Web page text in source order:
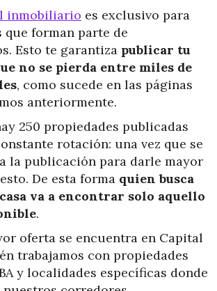
inmobiliario es exclusivo para
forman parte de
Esto te garantiza publicar tu
no se pierda entre miles de
, como sucede en las páginas
anteriormente.
250 propiedades publicadas
rotación: una vez que se
la publicación para darle mayor
De esta forma quien busca
va a encontrar solo aquello
.
oferta se encuentra en Capital
trabajamos con propiedades
y localidades específicas donde